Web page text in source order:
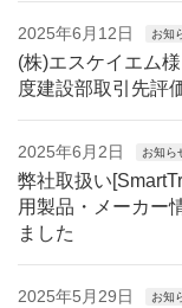
2025年6月12日 お知
(株)エスケイエム
度建設部取引先評
2025年6月2日 お知ら
弊社取扱い
用製品・メーカー
ました
2025年5月29日 お知